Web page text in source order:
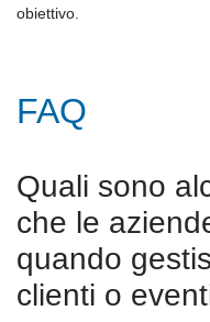
obiettivo.
FAQ
Quali sono
che le
quando
clienti o